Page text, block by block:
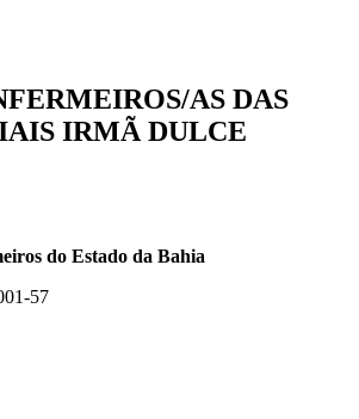
AS DAS
IRMÃ DULCE
do Estado da Bahia
57